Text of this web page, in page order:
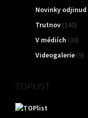
Novinky odjinud
Trutnov (140)
V médiích (30)
Videogalerie (9)
TOPLIST